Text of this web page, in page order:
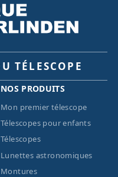
TÉLESCOPE
NOS PRODUITS
Mon premier télescope
Télescopes pour enfants
Télescopes
Lunettes astronomiques
Montures